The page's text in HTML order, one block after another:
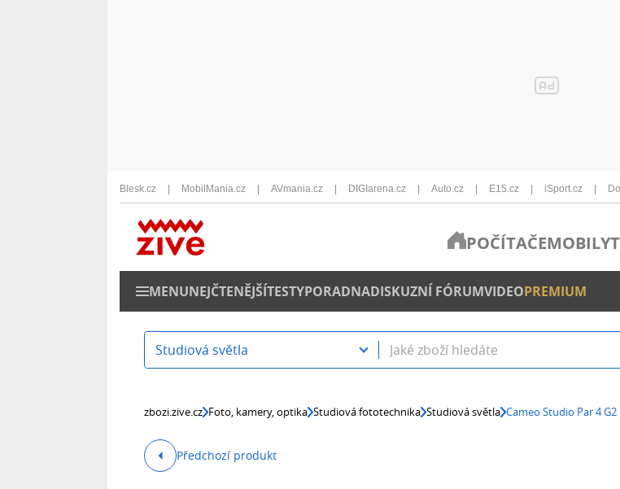
Blesk.cz MobilMania.cz AVmania.cz DIGIarena.cz Auto.cz E15.cz iSport.cz
POČÍTAČEMOBILY
MENUNEJČTENĚJŠÍTESTYPORADNADISKUZNÍ FÓRUMVIDEOPREMIUM
Studiová světla
zbozi.zive.cz Foto, kamery, optika Studiová fototechnika Studiová světla Cameo Studio Par 4 G2
Předchozí produkt